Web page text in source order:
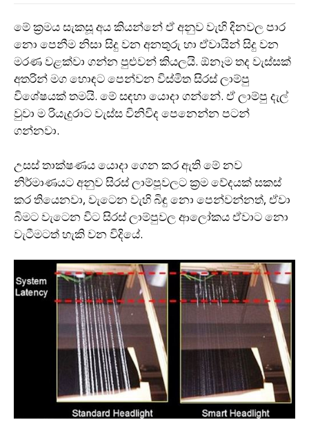
මේ ක‍්‍රමය සැකසූ අය කියන්නේ ඒ අනුව වැහි දිනවල පාර
නො පෙනීම නිසා සිදු වන අනතුරු හා ඒවායින් සිදු වන
මරණ වළක්වා ගන්න පුළුවන් කියලයි. ඕනෑම තද වැස්සක්
අතරින් මග හොඳට පෙන්වන විස්මිත සිරස් ලාම්පු
විශේෂයක් තමයි. මේ සඳහා යොදා ගන්නේ. ඒ ලාම්පු දැල්
වුවා ම රියැදුරාට වැස්ස විනිවිද පෙනෙන්න පටන්
ගන්නවා.
උසස් තාක්ෂණය යොදා ගෙන කර ඇති මේ නව
නිර්මාණයට අනුව සිරස් ලාම්පූවලට ක‍්‍රම වේදයක් සකස්
කර තියෙනවා, වැටෙන වැහි බිඳු නො පෙන්වන්නත්, ඒවා
බිමට වැටෙන විට සිරස් ලාම්පුවල ආලෝකය ඒවාට නො
වැටීමටත් හැකි වන විදියේ.